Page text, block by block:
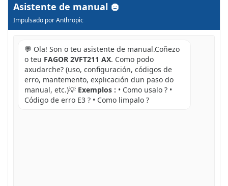
Asistente de manual
Impulsado por Anthropic
💬 Ola! Son o teu asistente de manual.Coñezo
o teu FAGOR 2VFT211 AX. Como podo
axudarche? (uso, configuración, códigos de
erro, mantemento, explicación dun paso do
manual, etc.)💡 Exemplos : • Como usalo ? •
Código de erro E3 ? • Como limpalo ?